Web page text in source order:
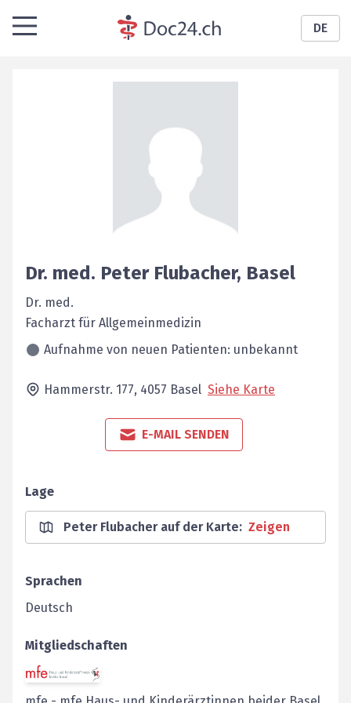
DE
Dr. med. Peter Flubacher, Basel
Dr. med.
Facharzt für Allgemeinmedizin
Aufnahme von neuen Patienten: unbekannt
Hammerstr. 177, 4057 Basel Siehe Karte
E-MAIL SENDEN
Lage
Peter Flubacher auf der Karte: Zeigen
Sprachen
Deutsch
Mitgliedschaften